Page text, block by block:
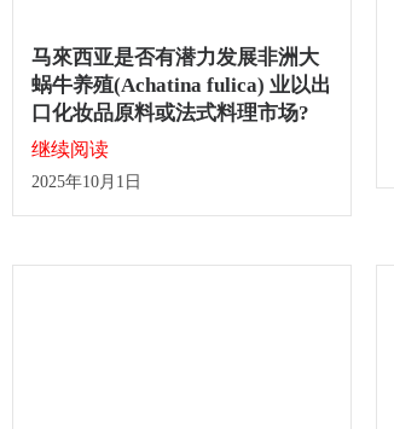
马來西亚是否有潜力发展非洲大
蜗牛养殖(Achatina fulica) 业以出
口化妆品原料或法式料理市场?
继续阅读
2025年10月1日